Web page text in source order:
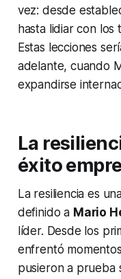
vez: desde
hasta lidiar con los
Estas lecciones
adelante, cuando
expandirse
La
éxito
La resiliencia es
definido a Mario
líder. Desde los
enfrentó
pusieron a prueba